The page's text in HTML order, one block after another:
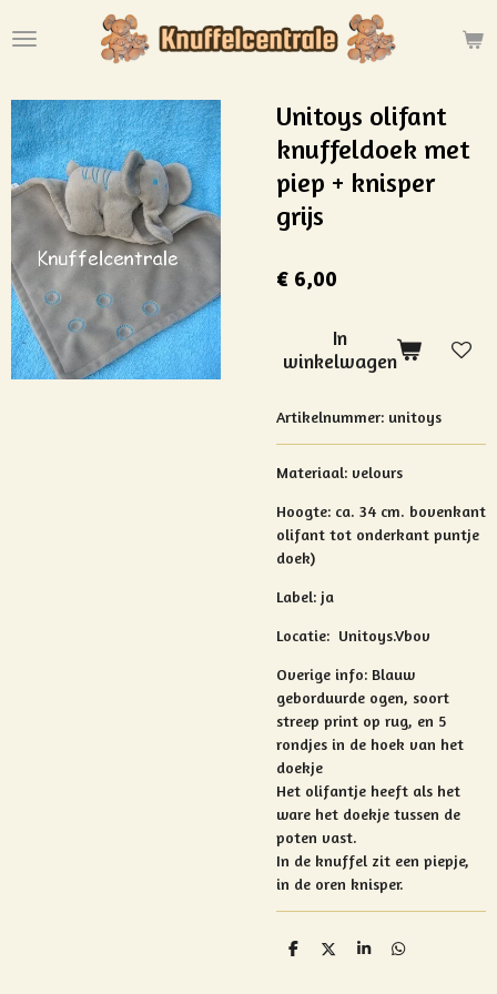
direct
hoofdinhoud
Unitoys olifant
knuffeldoek met
piep + knisper
grijs
€ 6,00
In
winkelwagen
Artikelnummer: unitoys
Materiaal: velours
Hoogte: ca. 34 cm. bovenkant
olifant tot onderkant puntje
doek)
Label: ja
Locatie: Unitoys.Vbov
Overige info: Blauw
geborduurde ogen, soort
streep print op rug, en 5
rondjes in de hoek van het
doekje
Het olifantje heeft als het
ware het doekje tussen de
poten vast.
In de knuffel zit een piepje,
in de oren knisper.
D
D
S
D